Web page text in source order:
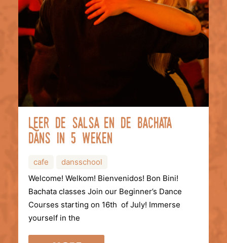
Leer de salsa en de bachata
dans in 5 weken
cafe
dansschool
Welcome! Welkom! Bienvenidos! Bon Bini!
Bachata classes Join our Beginner’s Dance
Courses starting on 16th of July! Immerse
yourself in the